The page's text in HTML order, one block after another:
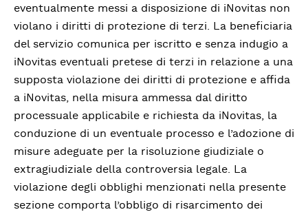
eventualmente messi a disposizione di iNovitas non
violano i diritti di protezione di terzi. La beneficiaria
del servizio comunica per iscritto e senza indugio a
iNovitas eventuali pretese di terzi in relazione a una
supposta violazione dei diritti di protezione e affida
a iNovitas, nella misura ammessa dal diritto
processuale applicabile e richiesta da iNovitas, la
conduzione di un eventuale processo e l’adozione di
misure adeguate per la risoluzione giudiziale o
extragiudiziale della controversia legale. La
violazione degli obblighi menzionati nella presente
sezione comporta l’obbligo di risarcimento dei